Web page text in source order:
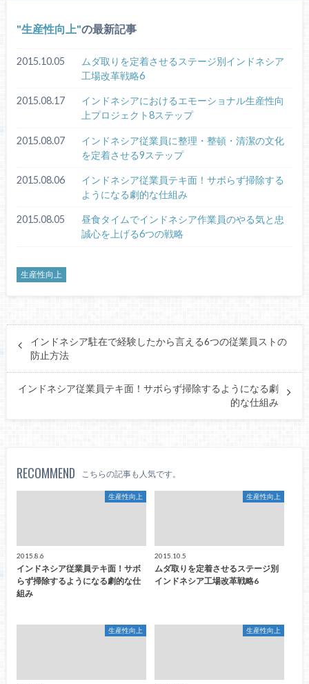
生産性向上 の最新記事
2015.10.05
ムダ取りを定着させるステージ別インドネシア
工場改革戦略6
2015.08.17
インドネシアにおけるエモーショナル生産性向
上プロジェクト8ステップ
2015.08.07
インドネシア従業員に整理・整頓・清潔の文化
を定着させる9ステップ
2015.08.06
インドネシア従業員テキ面！サボらず掃除する
ようになる劇的な仕組み
2015.08.05
昼食タイムでインドネシア作業員のやる気と忠
誠心を上げる6つの戦略
生産性向上
インドネシア駐在で経験したから言える6つの従業員ストの
防止方法
インドネシア従業員テキ面！サボらず掃除するようになる劇
的な仕組み
RECOMMEND こちらの記事も人気です。
生産性向上
2015.8.6
インドネシア従業員テキ面！サボ
らず掃除するようになる劇的な仕
組み
生産性向上
2015.10.5
ムダ取りを定着させるステージ別
インドネシア工場改革戦略6
生産性向上 生産性向上